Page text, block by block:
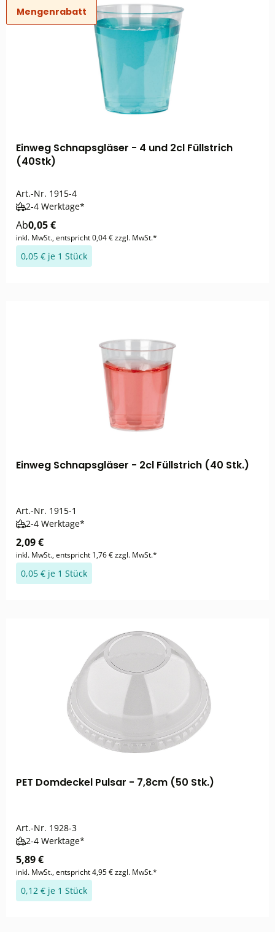
Mengenrabatt
Einweg Schnapsgläser - 4 und 2cl Füllstrich
(40Stk)
Art.-Nr. 1915-4
2-4 Werktage*
Ab0,05 €
inkl. MwSt., entspricht 0,04 € zzgl. MwSt.*
0,05 € je 1 Stück
Einweg Schnapsgläser - 2cl Füllstrich (40 Stk.)
Art.-Nr. 1915-1
2-4 Werktage*
2,09 €
inkl. MwSt., entspricht 1,76 € zzgl. MwSt.*
0,05 € je 1 Stück
PET Domdeckel Pulsar - 7,8cm (50 Stk.)
Art.-Nr. 1928-3
2-4 Werktage*
5,89 €
inkl. MwSt., entspricht 4,95 € zzgl. MwSt.*
0,12 € je 1 Stück